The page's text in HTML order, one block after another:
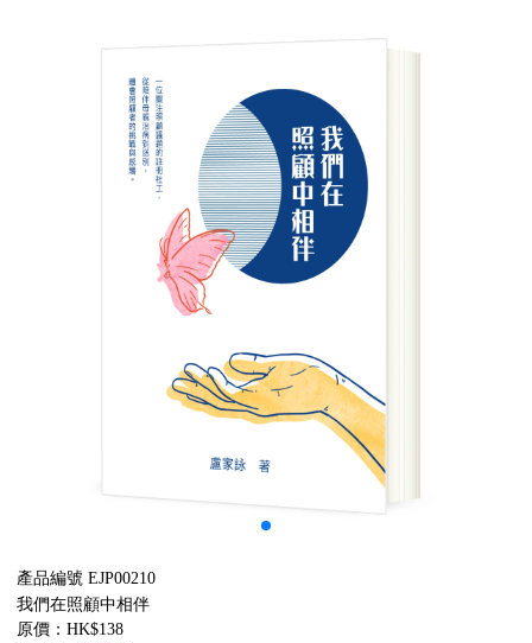
產品編號 EJP00210
我們在照顧中相伴
原價：HK$138